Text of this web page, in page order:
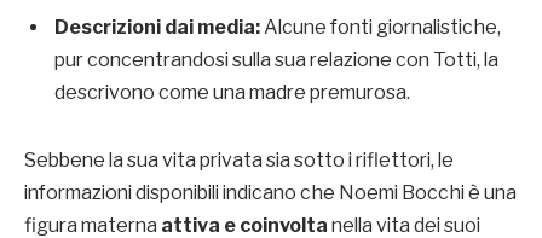
Descrizioni dai media:Alcune fonti giornalistiche,
pur concentrandosi sulla sua relazione con Totti, la
descrivono come una madre premurosa.
Sebbene la sua vita privata sia sotto i riflettori, le
informazioni disponibili indicano che Noemi Bocchi è una
figura materna attiva e coinvolta nella vita dei suoi